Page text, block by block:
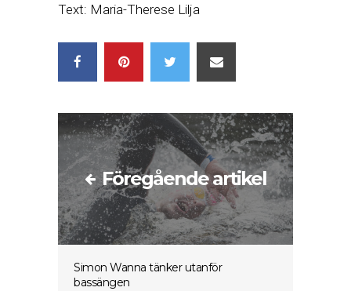
Text: Maria-Therese Lilja
Föregående artikel
Simon Wanna tänker utanför
bassängen